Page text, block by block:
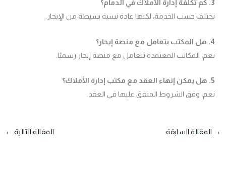
3. كم تكلفة إدارة الأملاك في الدمام؟
تختلف حسب الخدمة، لكنها عادة نسبة بسيطة من الإيجار.
4. هل المكتب يتعامل مع منصة إيجار؟
نعم، المكاتب المعتمدة تتعامل مع منصة إيجار رسميًا.
5. هل يمكن إنهاء العقد مع مكتب إدارة الأملاك؟
نعم، وفق الشروط المتفق عليها في العقد.
→ المقالة السابقة المقالة التالية ←